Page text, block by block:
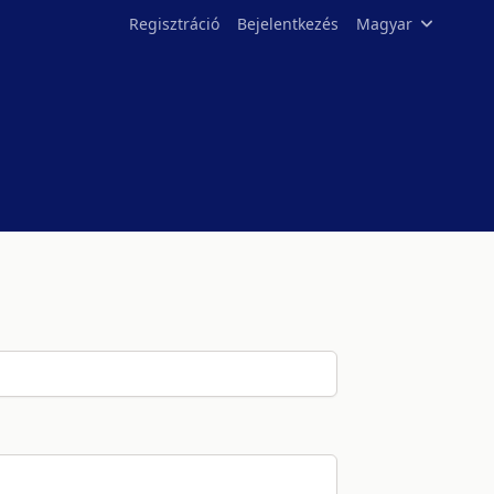
Regisztráció Bejelentkezés Magyar